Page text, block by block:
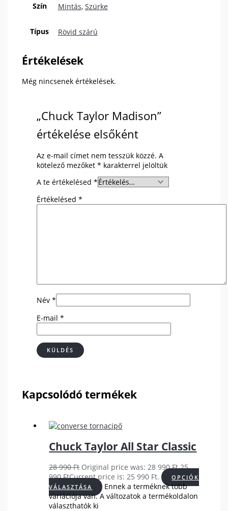
Szín Mintás, Szürke
Típus Rövid szárú
Értékelések
Még nincsenek értékelések.
„Chuck Taylor Madison”
értékelése elsőként
Az e-mail címet nem tesszük közzé. A
kötelező mezőket * karakterrel jelöltük
A te értékelésed *
Értékelésed *
Név *
E-mail *
Kapcsolódó termékek
Chuck Taylor All Star Classic
28 990Ft Original price was: 28 990 Ft.25
990FtCurrent price is: 25 990 Ft.
OPCIÓK
VÁLASZTÁSA
Ennek a terméknek több
variációja van. A változatok a termékoldalon
választhatók ki